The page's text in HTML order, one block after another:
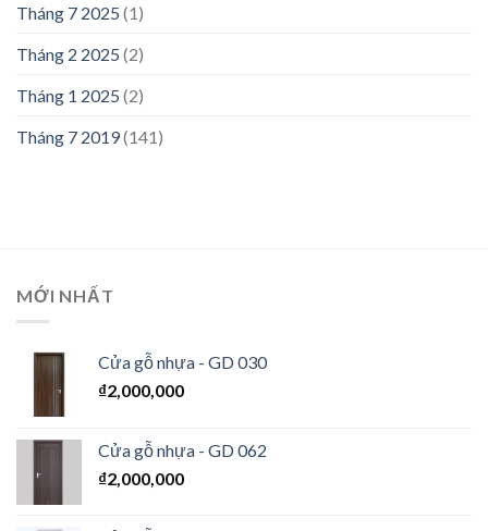
Tháng 7 2025 (1)
Tháng 2 2025 (2)
Tháng 1 2025 (2)
Tháng 7 2019(141)
MỚI NHẤT
Cửa gỗ nhựa - GD 030
₫2,000,000
Cửa gỗ nhựa - GD 062
₫2,000,000